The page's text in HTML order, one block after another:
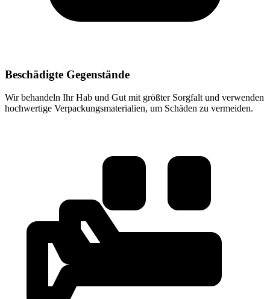
Beschädigte Gegenstände
Wir behandeln Ihr Hab und Gut mit größter Sorgfalt und verwenden
hochwertige Verpackungsmaterialien, um Schäden zu vermeiden.